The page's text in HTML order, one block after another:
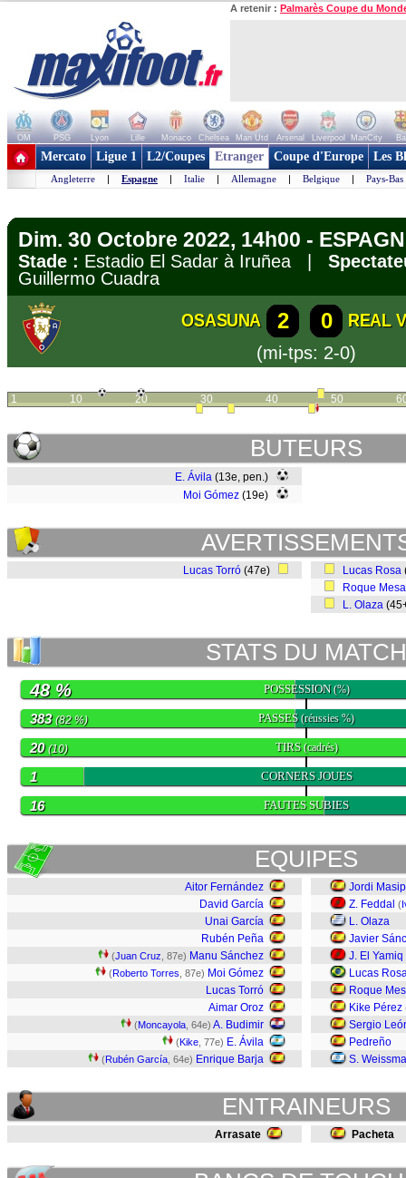
A retenir : Palmarès Coupe du
OM PSG Lyon Lille Monaco Chelsea Man Utd Arsenal Liverpool ManCity
+ de clubs
Mercato Ligue 1 L2/Coupes Etranger Coupe d'Europe Les
Angleterre | Espagne | Italie | Allemagne | Belgique | Pays-Bas
Dim. 30 Octobre 2022, 14h00 -
Stade : Estadio El Sadar à Iruñea |
Guillermo Cuadra
OSASUNA 2 0
REAL
(mi-tps: 2-0)
1 10 20 30 40 50
BUTEURS
E. Ávila (13e, pen.)
Moi Gómez (19e)
Lucas Torró (47e) Lucas Rosa
Roque Mesa
L. Olaza
STATS DU MATCH
POSSESSION(%)
48 %
PASSES(réussies %)
383(82 %)
TIRS(cadrés)
20(10)
CORNERS JOUES
1
FAUTES SUBIES
16
EQUIPES
Aitor Fernández
David García
Unai García
Rubén Peña
(Juan Cruz , 87e) Manu Sánchez
(Roberto Torres , 87e) Moi Gómez
Lucas Torró
Aimar Oroz
(Moncayola , 64e) A. Budimir
(Kike , 77e) E. Ávila
(Rubén García , 64e) Enrique Barja
Jordi Masip
Z. Feddal (
L. Olaza
Javier
J. El Yamiq
Lucas
Roque
Kike Pérez
Sergio
Pedreño
S.
ENTRAINEURS
Arrasate Pacheta